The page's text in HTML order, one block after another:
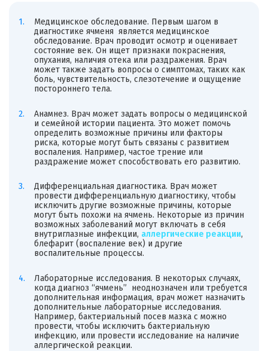
Медицинское обследование. Первым шагом в
диагностике ячменя является медицинское
обследование. Врач проводит осмотр и оценивает
состояние век. Он ищет признаки покраснения,
опухания, наличия отека или раздражения. Врач
может также задать вопросы о симптомах, таких как
боль, чувствительность, слезотечение и ощущение
постороннего тела.
Анамнез. Врач может задать вопросы о медицинской
и семейной истории пациента. Это может помочь
определить возможные причины или факторы
риска, которые могут быть связаны с развитием
воспаления. Например, частое трение или
раздражение может способствовать его развитию.
Дифференциальная диагностика. Врач может
провести дифференциальную диагностику, чтобы
исключить другие возможные причины, которые
могут быть похожи на ячмень. Некоторые из причин
возможных заболеваний могут включать в себя
внутриглазные инфекции, аллергические реакции,
блефарит (воспаление век) и другие
воспалительные процессы.
Лабораторные исследования. В некоторых случаях,
когда диагноз “ячмень” неоднозначен или требуется
дополнительная информация, врач может назначить
дополнительные лабораторные исследования.
Например, бактериальный посев мазка с можно
провести, чтобы исключить бактериальную
инфекцию, или провести исследование на наличие
аллергической реакции.